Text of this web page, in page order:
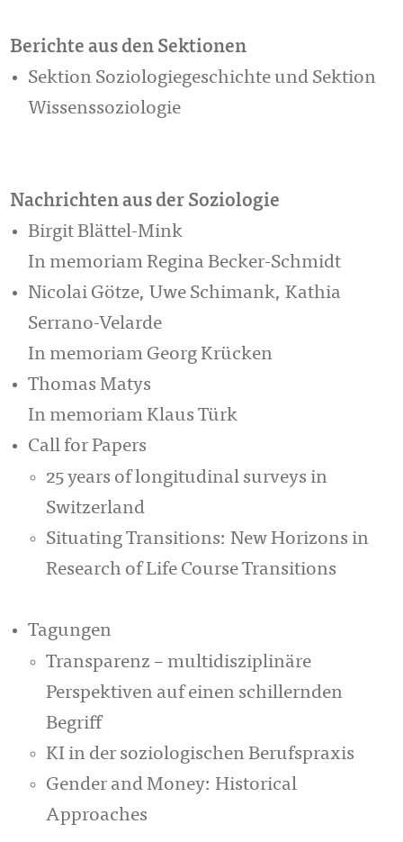
Berichte aus den Sektionen
Sektion Soziologiegeschichte und Sektion
Wissenssoziologie
Nachrichten aus der Soziologie
Birgit Blättel-Mink
In memoriam Regina Becker-Schmidt
Nicolai Götze, Uwe Schimank, Kathia
Serrano-Velarde
In memoriam Georg Krücken
Thomas Matys
In memoriam Klaus Türk
Call for Papers
25 years of longitudinal surveys in
Switzerland
Situating Transitions: New Horizons in
Research of Life Course Transitions
Tagungen
Transparenz – multidisziplinäre
Perspektiven auf einen schillernden
Begriff
KI in der soziologischen Berufspraxis
Gender and Money: Historical
Approaches